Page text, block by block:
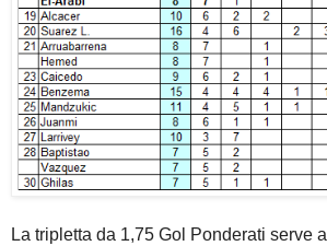
La tripletta da 1,75 Gol Ponderati serve a